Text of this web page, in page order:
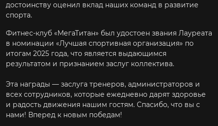
достоинству оценил вклад наших команд в развитие
спорта.
Фитнес-клуб «МегаТитан» был удостоен звания Лауреата
в номинации «Лучшая спортивная организация» по
итогам 2025 года, что является выдающимся
результатом и признанием заслуг коллектива.
Эта награды — заслуга тренеров, администраторов и
всех сотрудников, которые ежедневно дарят здоровье
и радость движения нашим гостям. Спасибо, что вы с
нами! Вперед к новым победам!